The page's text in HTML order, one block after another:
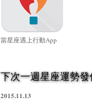
當星座遇上行動App
下次一週星座運勢
2015.11.13